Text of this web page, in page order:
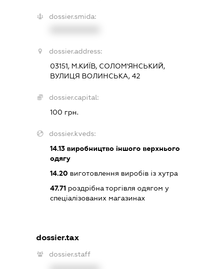
dossier.smida:
dossier.address:
03151, М.КИЇВ, СОЛОМ'ЯНСЬКИЙ,
ВУЛИЦЯ ВОЛИНСЬКА, 42
dossier.capital:
100 грн.
dossier.kveds:
14.13 виробництво іншого верхнього
одягу
14.20 виготовлення виробів із хутра
47.71 роздрібна торгівля одягом у
спеціалізованих магазинах
dossier.tax
dossier.staff